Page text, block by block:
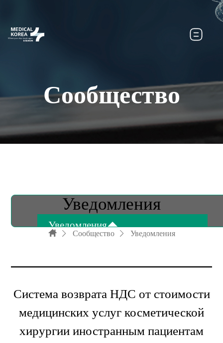
Сообщество
Уведомления
Справки и документы
Уведомления
Сообщество Уведомления
Система возврата НДС от стоимости
медицинских услуг косметической
хирургии иностранным пациентам